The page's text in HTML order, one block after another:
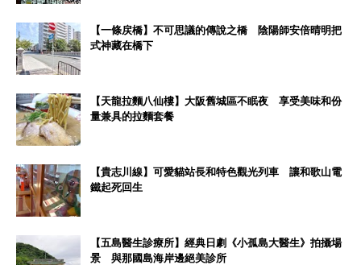
【一條戻橋】不可思議的傳說之橋 陰陽師安倍晴明把
式神藏在橋下
【天龍拉麵八仙樓】大阪舊城區不眠夜 享受美味和份
量兼具的拉麵套餐
【貴志川線】可愛貓站長和特色觀光列車 讓和歌山電
鐵起死回生
【五島醫生診療所】經典日劇《小孤島大醫生》拍攝場
景 與那國島海岸邊絕美診所